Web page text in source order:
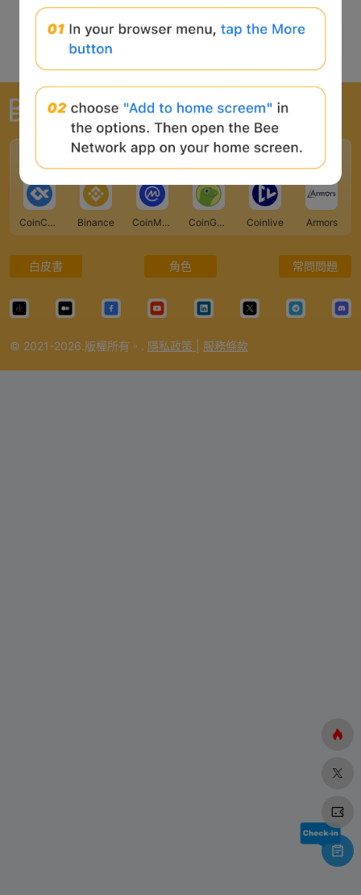
全球最大的Web3入口網站
合作夥伴
CoinCarp Binance CoinMarketCap CoinGecko Coinlive Armors
白皮書 角色 常問問題
© 2021-2026.版權所有。. 隱私政策 服務條款